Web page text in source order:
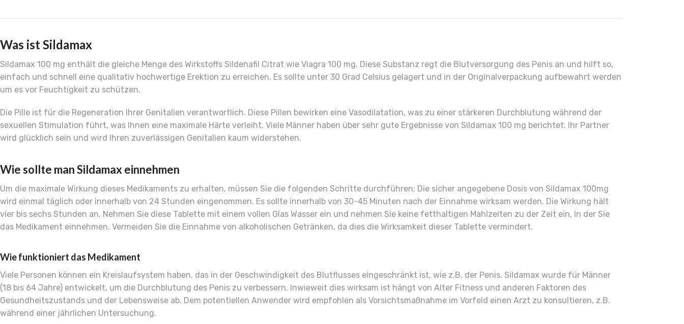
Was ist Sildamax
Sildamax 100 mg enthält die gleiche Menge des Wirkstoffs Sildenafil Citrat wie Viagra 100 mg. Diese Substanz regt die Blutversorgung des Penis an und hilft so,
einfach und schnell eine qualitativ hochwertige Erektion zu erreichen. Es sollte unter 30 Grad Celsius gelagert und in der Originalverpackung aufbewahrt werden
um es vor Feuchtigkeit zu schützen.
Die Pille ist für die Regeneration Ihrer Genitalien verantwortlich. Diese Pillen bewirken eine Vasodilatation, was zu einer stärkeren Durchblutung während der
sexuellen Stimulation führt, was Ihnen eine maximale Härte verleiht. Viele Männer haben über sehr gute Ergebnisse von Sildamax 100 mg berichtet. Ihr Partner
wird glücklich sein und wird Ihren zuverlässigen Genitalien kaum widerstehen.
Wie sollte man Sildamax einnehmen
Um die maximale Wirkung dieses Medikaments zu erhalten, müssen Sie die folgenden Schritte durchführen: Die sicher angegebene Dosis von Sildamax 100mg
wird einmal täglich oder innerhalb von 24 Stunden eingenommen. Es sollte innerhalb von 30-45 Minuten nach der Einnahme wirksam werden. Die Wirkung hält
vier bis sechs Stunden an. Nehmen Sie diese Tablette mit einem vollen Glas Wasser ein und nehmen Sie keine fetthaltigen Mahlzeiten zu der Zeit ein, in der Sie
das Medikament einnehmen. Vermeiden Sie die Einnahme von alkoholischen Getränken, da dies die Wirksamkeit dieser Tablette vermindert.
Wie funktioniert das Medikament
Viele Personen können ein Kreislaufsystem haben, das in der Geschwindigkeit des Blutflusses eingeschränkt ist, wie z.B. der Penis. Sildamax wurde für Männer
(18 bis 64 Jahre) entwickelt, um die Durchblutung des Penis zu verbessern. Inwieweit dies wirksam ist hängt von Alter Fitness und anderen Faktoren des
Gesundheitszustands und der Lebensweise ab. Dem potentiellen Anwender wird empfohlen als Vorsichtsmaßnahme im Vorfeld einen Arzt zu konsultieren, z.B.
während einer jährlichen Untersuchung.